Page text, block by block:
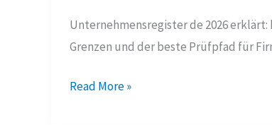
Unternehmensregister de 2026
Grenzen und der beste Prüfpfad für
Unternehmensregister
Read More »